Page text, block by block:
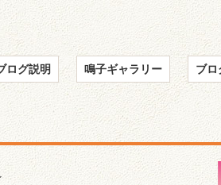
ログ説明 鳴子ギャラリー ブロ